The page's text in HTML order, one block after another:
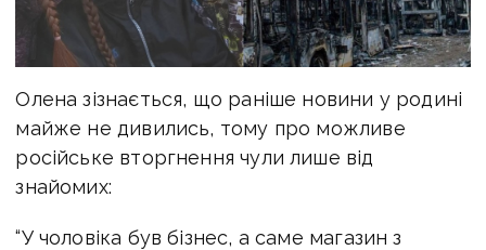
Олена зізнається, що раніше новини у родині
майже не дивились, тому про можливе
російське вторгнення чули лише від
знайомих:
“У чоловіка був бізнес, а саме магазин з